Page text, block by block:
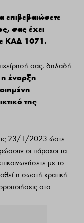
επιβεβαιώσετε
σας έχει
ΚΑΔ 1071.
σας, δηλαδή
η έναρξη
της
τις 23/1/2023 ώστε
οι πάροχοι τα
με το
η σωστή κρατική
στο